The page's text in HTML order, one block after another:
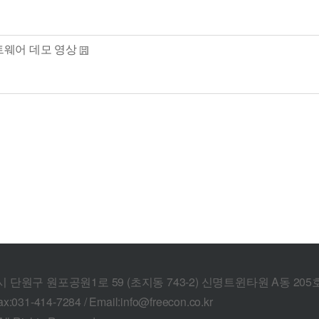
어 데모 영상
단원구 원포공원1로 59 (초지동 743-2) 신명트윈타원 A동 205
414-7284 / Email:info@freecon.co.kr